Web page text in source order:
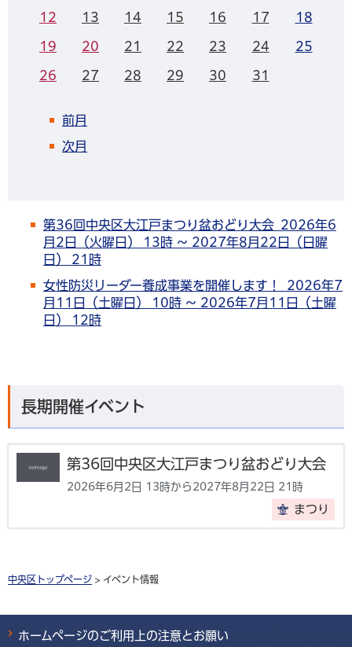
12 13 14 15 16 17 18
19 20 21 22 23 24 25
26 27 28 29 30 31
前月
次月
第36回中央区大江戸まつり盆おどり大会 2026年6
月2日（火曜日） 13時 ～ 2027年8月22日（日曜
日） 21時
女性防災リーダー養成事業を開催します！ 2026年7
月11日（土曜日） 10時 ～ 2026年7月11日（土曜
日） 12時
長期開催イベント
第36回中央区大江戸まつり盆おどり大会
2026年6月2日 13時から2027年8月22日 21時
まつり
中央区トップページ > イベント情報
ホームページのご利用上の注意とお願い